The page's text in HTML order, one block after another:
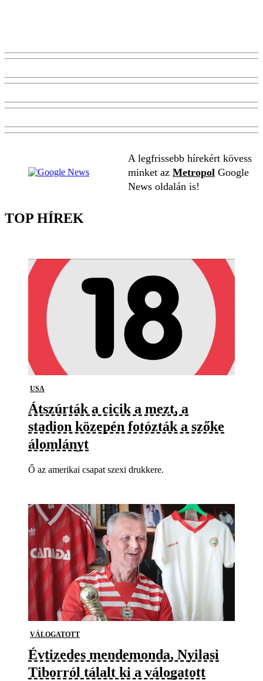
A legfrissebb hírekért kövess
minket az Metropol Google
News oldalán is!
TOP HÍREK
USA
Átszúrták a cicik a mezt, a
stadion közepén fotózták a szőke
álomlányt
Ő az amerikai csapat szexi drukkere.
VÁLOGATOTT
Évtizedes mendemonda, Nyilasi
Tiborról tálalt ki a válogatott